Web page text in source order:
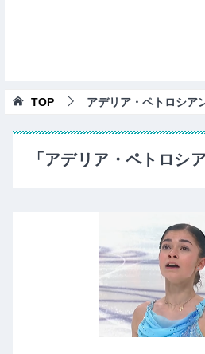
TOP アデリア・ペトロシア
「アデリア・ペトロシ